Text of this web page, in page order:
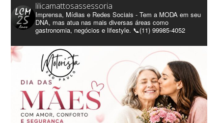
lilicamattosassessoria
Imprensa, Mídias e Redes Sociais - Tem a MODA em seu
DNA, mas atua nas mais diversas áreas como
gastronomia, negócios e lifestyle. 📞(11) 99985-4052